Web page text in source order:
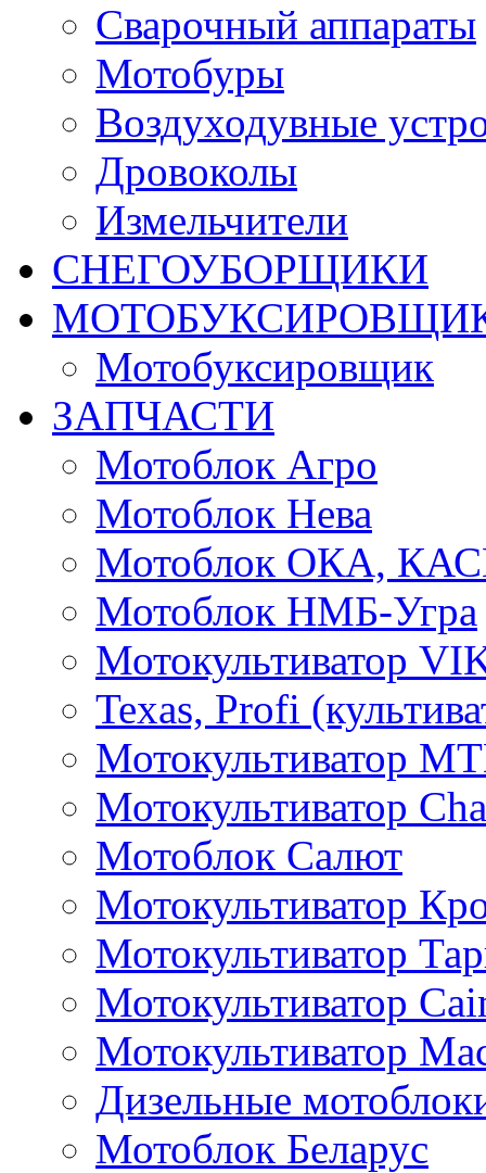
Сварочный аппараты
Мотобуры
Воздуходувные
Дровоколы
Измельчители
СНЕГОУБОРЩИКИ
Мотобуксировщик
ЗАПЧАСТИ
Мотоблок Агро
Мотоблок Нева
Мотоблок ОКА,
Мотоблок НМБ-Угра
Мотокультиватор
Texas, Profi
Мотокультиватор
Мотокультиватор
Мотоблок Салют
Мотокультиватор
Мотокультиватор
Мотокультиватор
Мотокультиватор
Дизельные
Мотоблок Беларус